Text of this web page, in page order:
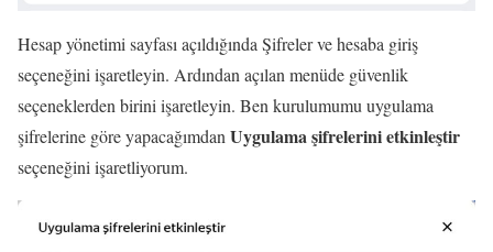
Hesap yönetimi sayfası açıldığında Şifreler ve hesaba giriş
seçeneğini işaretleyin. Ardından açılan menüde güvenlik
seçeneklerden birini işaretleyin. Ben kurulumumu uygulama
şifrelerine göre yapacağımdan Uygulama şifrelerini etkinleştir
seçeneğini işaretliyorum.